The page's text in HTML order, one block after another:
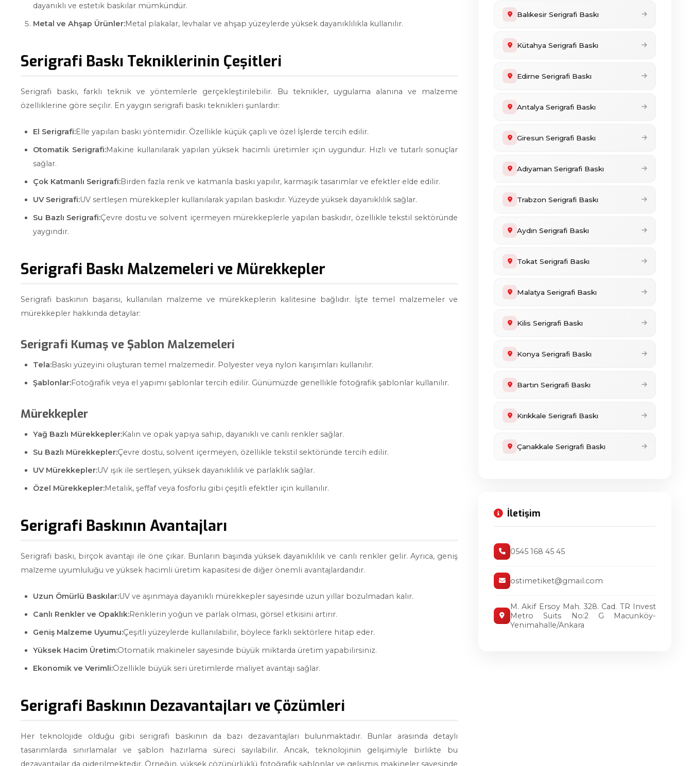
dayanıklı ve estetik baskılar mümkündür.
Metal ve Ahşap Ürünler:Metal plakalar, levhalar ve ahşap yüzeylerde yüksek dayanıklılıkla kullanılır.
Serigrafi Baskı Tekniklerinin Çeşitleri
Serigrafi baskı, farklı teknik ve yöntemlerle gerçekleştirilebilir. Bu teknikler, uygulama alanına ve malzeme
özelliklerine göre seçilir. En yaygın serigrafi baskı teknikleri şunlardır:
El Serigrafi:Elle yapılan baskı yöntemidir. Özellikle küçük çaplı ve özel İşlerde tercih edilir.
Otomatik Serigrafi:Makine kullanılarak yapılan yüksek hacimli üretimler için uygundur. Hızlı ve tutarlı sonuçlar
sağlar.
Çok Katmanlı Serigrafi:Birden fazla renk ve katmanla baskı yapılır, karmaşık tasarımlar ve efektler elde edilir.
UV Serigrafi:UV sertleşen mürekkepler kullanılarak yapılan baskıdır. Yüzeyde yüksek dayanıklılık sağlar.
Su Bazlı Serigrafi:Çevre dostu ve solvent içermeyen mürekkeplerle yapılan baskıdır, özellikle tekstil sektöründe
yaygındır.
Serigrafi Baskı Malzemeleri ve Mürekkepler
Serigrafi baskının başarısı, kullanılan malzeme ve mürekkeplerin kalitesine bağlıdır. İşte temel malzemeler ve
mürekkepler hakkında detaylar:
Serigrafi Kumaş ve Şablon Malzemeleri
Tela:Baskı yüzeyini oluşturan temel malzemedir. Polyester veya nylon karışımları kullanılır.
Şablonlar:Fotoğrafik veya el yapımı şablonlar tercih edilir. Günümüzde genellikle fotoğrafik şablonlar kullanılır.
Mürekkepler
Yağ Bazlı Mürekkepler:Kalın ve opak yapıya sahip, dayanıklı ve canlı renkler sağlar.
Su Bazlı Mürekkepler:Çevre dostu, solvent içermeyen, özellikle tekstil sektöründe tercih edilir.
UV Mürekkepler:UV ışık ile sertleşen, yüksek dayanıklılık ve parlaklık sağlar.
Özel Mürekkepler:Metalik, şeffaf veya fosforlu gibi çeşitli efektler için kullanılır.
Serigrafi Baskının Avantajları
Serigrafi baskı, birçok avantajı ile öne çıkar. Bunların başında yüksek dayanıklılık ve canlı renkler gelir. Ayrıca, geniş
malzeme uyumluluğu ve yüksek hacimli üretim kapasitesi de diğer önemli avantajlardandır.
Uzun Ömürlü Baskılar:UV ve aşınmaya dayanıklı mürekkepler sayesinde uzun yıllar bozulmadan kalır.
Canlı Renkler ve Opaklık:Renklerin yoğun ve parlak olması, görsel etkisini artırır.
Geniş Malzeme Uyumu:Çeşitli yüzeylerde kullanılabilir, böylece farklı sektörlere hitap eder.
Yüksek Hacim Üretim:Otomatik makineler sayesinde büyük miktarda üretim yapabilirsiniz.
Ekonomik ve Verimli:Özellikle büyük seri üretimlerde maliyet avantajı sağlar.
Serigrafi Baskının Dezavantajları ve Çözümleri
Her teknolojide olduğu gibi serigrafi baskının da bazı dezavantajları bulunmaktadır. Bunlar arasında detaylı
tasarımlarda sınırlamalar ve şablon hazırlama süreci sayılabilir. Ancak, teknolojinin gelişimiyle birlikte bu
dezavantajlar da giderilmektedir. Örneğin, yüksek çözünürlüklü fotoğrafik şablonlar ve gelişmiş makineler sayesinde
Balıkesir Serigrafi Baskı
Kütahya Serigrafi Baskı
Edirne Serigrafi Baskı
Antalya Serigrafi Baskı
Giresun Serigrafi Baskı
Adıyaman Serigrafi Baskı
Trabzon Serigrafi Baskı
Aydın Serigrafi Baskı
Tokat Serigrafi Baskı
Malatya Serigrafi Baskı
Kilis Serigrafi Baskı
Konya Serigrafi Baskı
Bartın Serigrafi Baskı
Kırıkkale Serigrafi Baskı
Çanakkale Serigrafi Baskı
İletişim
0545 168 45 45
ostimetiket@gmail.com
M. Akif Ersoy Mah. 328. Cad. TR Invest
Metro Suits No:2 G Macunköy-
Yenimahalle/Ankara